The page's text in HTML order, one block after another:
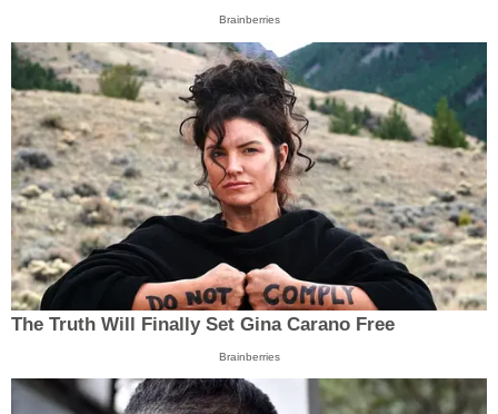
Brainberries
The Truth Will Finally Set Gina Carano Free
Brainberries